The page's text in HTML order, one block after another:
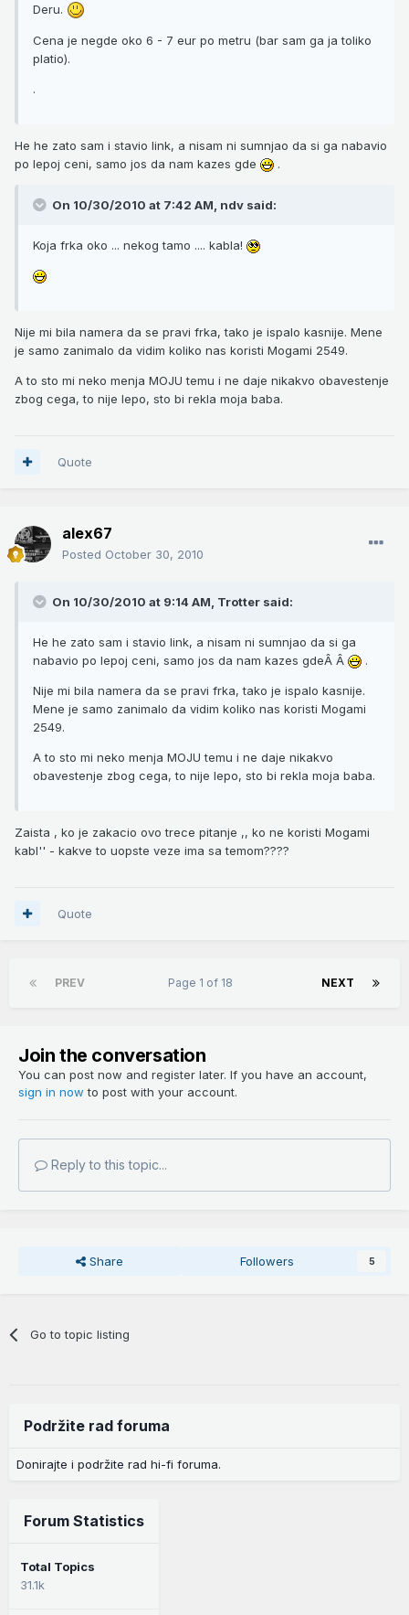
Deru.
Cena je negde oko 6 - 7 eur po metru (bar sam ga ja toliko
platio).
.
He he zato sam i stavio link, a nisam ni sumnjao da si ga nabavio
po lepoj ceni, samo jos da nam kazes gde
.
On 10/30/2010 at 7:42 AM, ndv said:
Koja frka oko ... nekog tamo .... kabla!
Nije mi bila namera da se pravi frka, tako je ispalo kasnije. Mene
je samo zanimalo da vidim koliko nas koristi Mogami 2549.
A to sto mi neko menja MOJU temu i ne daje nikakvo obavestenje
zbog cega, to nije lepo, sto bi rekla moja baba.
Quote
alex67
Posted October 30, 2010
On 10/30/2010 at 9:14 AM, Trotter said:
He he zato sam i stavio link, a nisam ni sumnjao da si ga
nabavio po lepoj ceni, samo jos da nam kazes gdeÂ Â
.
Nije mi bila namera da se pravi frka, tako je ispalo kasnije.
Mene je samo zanimalo da vidim koliko nas koristi Mogami
2549.
A to sto mi neko menja MOJU temu i ne daje nikakvo
obavestenje zbog cega, to nije lepo, sto bi rekla moja baba.
Zaista , ko je zakacio ovo trece pitanje ,, ko ne koristi Mogami
kabl'' - kakve to uopste veze ima sa temom????
Quote
PREV NEXT
Page 1 of 18
Join the conversation
You can post now and register later. If you have an account,
sign in now to post with your account.
Reply to this topic...
Share Followers 5
Go to topic listing
Podržite rad foruma
Donirajte i podržite rad hi-fi foruma.
Forum Statistics
Total Topics
31.1k